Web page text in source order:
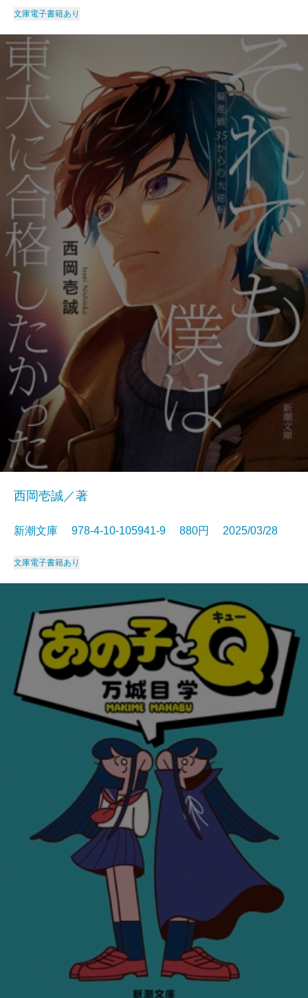
文庫電子書籍あり
西岡壱誠／著
新潮文庫 978-4-10-105941-9 880円 2025/03/28
文庫電子書籍あり